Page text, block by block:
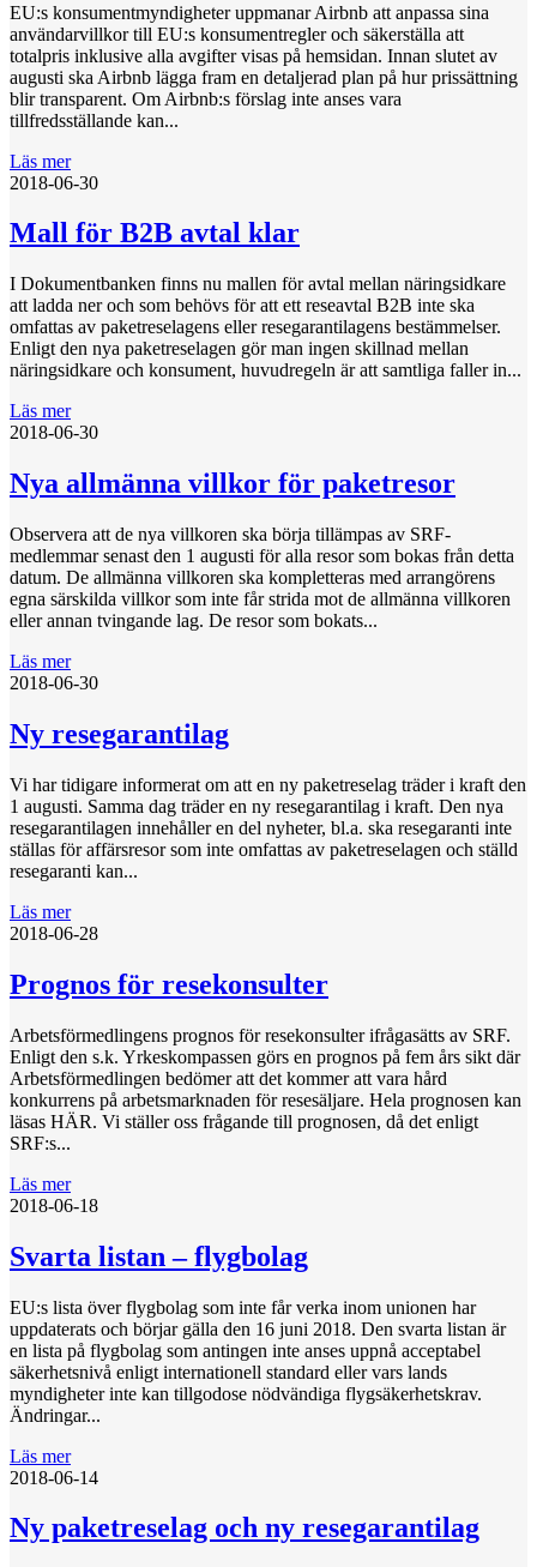
EU:s konsumentmyndigheter uppmanar Airbnb att anpassa sina
användarvillkor till EU:s konsumentregler och säkerställa att
totalpris inklusive alla avgifter visas på hemsidan. Innan slutet av
augusti ska Airbnb lägga fram en detaljerad plan på hur prissättning
blir transparent. Om Airbnb:s förslag inte anses vara
tillfredsställande kan...
Läs mer
2018-06-30
Mall för B2B avtal klar
I Dokumentbanken finns nu mallen för avtal mellan näringsidkare
att ladda ner och som behövs för att ett reseavtal B2B inte ska
omfattas av paketreselagens eller resegarantilagens bestämmelser.
Enligt den nya paketreselagen gör man ingen skillnad mellan
näringsidkare och konsument, huvudregeln är att samtliga faller in...
Läs mer
2018-06-30
Nya allmänna villkor för paketresor
Observera att de nya villkoren ska börja tillämpas av SRF-
medlemmar senast den 1 augusti för alla resor som bokas från detta
datum. De allmänna villkoren ska kompletteras med arrangörens
egna särskilda villkor som inte får strida mot de allmänna villkoren
eller annan tvingande lag. De resor som bokats...
Läs mer
2018-06-30
Ny resegarantilag
Vi har tidigare informerat om att en ny paketreselag träder i kraft den
1 augusti. Samma dag träder en ny resegarantilag i kraft. Den nya
resegarantilagen innehåller en del nyheter, bl.a. ska resegaranti inte
ställas för affärsresor som inte omfattas av paketreselagen och ställd
resegaranti kan...
Läs mer
2018-06-28
Prognos för resekonsulter
Arbetsförmedlingens prognos för resekonsulter ifrågasätts av SRF.
Enligt den s.k. Yrkeskompassen görs en prognos på fem års sikt där
Arbetsförmedlingen bedömer att det kommer att vara hård
konkurrens på arbetsmarknaden för resesäljare. Hela prognosen kan
läsas HÄR. Vi ställer oss frågande till prognosen, då det enligt
SRF:s...
Läs mer
2018-06-18
Svarta listan – flygbolag
EU:s lista över flygbolag som inte får verka inom unionen har
uppdaterats och börjar gälla den 16 juni 2018. Den svarta listan är
en lista på flygbolag som antingen inte anses uppnå acceptabel
säkerhetsnivå enligt internationell standard eller vars lands
myndigheter inte kan tillgodose nödvändiga flygsäkerhetskrav.
Ändringar...
Läs mer
2018-06-14
Ny paketreselag och ny resegarantilag